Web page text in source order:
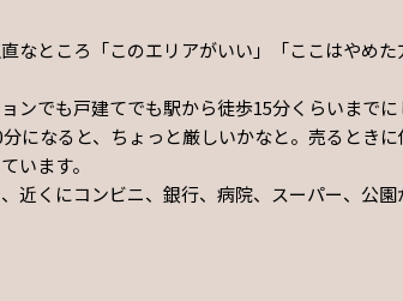
なところ「このエリアがいい」「ここはやめ
ンでも戸建てでも駅から徒歩15分くらいまで
になると、ちょっと厳しいかなと。売るとき
います。
近くにコンビニ、銀行、病院、スーパー、公